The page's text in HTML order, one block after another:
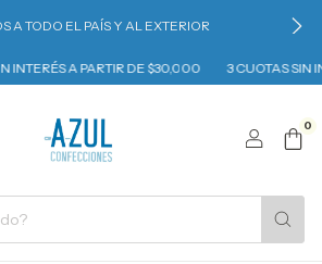
A TODO EL PAÍS Y AL EXTERIOR
INTERÉS A PARTIR DE $30,000 3 CUOTAS SIN
0